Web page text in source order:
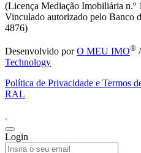
(Licença Mediação Imobiliária n.º
Vinculado autorizado pelo Banco
4876)
Desenvolvido porO MEU IMO® /
Technology
Política de Privacidade e Termos
RAL
Login